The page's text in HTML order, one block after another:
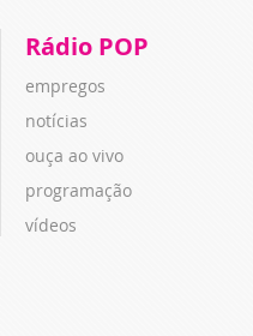
Rádio POP
empregos
notícias
ouça ao vivo
programação
vídeos